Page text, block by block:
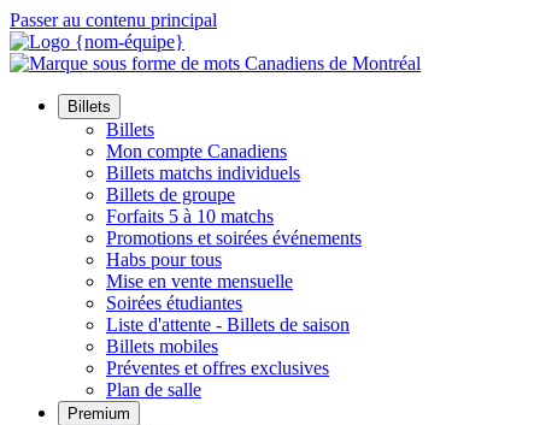
Passer au contenu principal
Billets
Billets
Mon compte Canadiens
Billets matchs individuels
Billets de groupe
Forfaits 5 à 10 matchs
Promotions et soirées événements
Habs pour tous
Mise en vente mensuelle
Soirées étudiantes
Liste d'attente - Billets de saison
Billets mobiles
Préventes et offres exclusives
Plan de salle
Premium